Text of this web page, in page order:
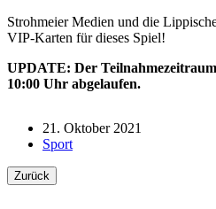
Strohmeier Medien und die
VIP-Karten für dieses Spiel!
UPDATE: Der
10:00 Uhr abgelaufen.
21. Oktober 2021
Sport